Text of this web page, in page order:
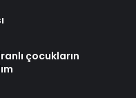
çocukların